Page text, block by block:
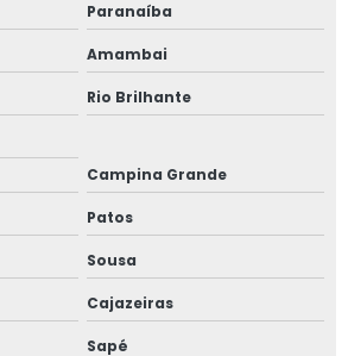
Paranaíba
Amambai
Rio Brilhante
Campina Grande
Patos
Sousa
Cajazeiras
Sapé